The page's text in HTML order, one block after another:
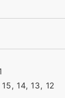
14, 13, 12